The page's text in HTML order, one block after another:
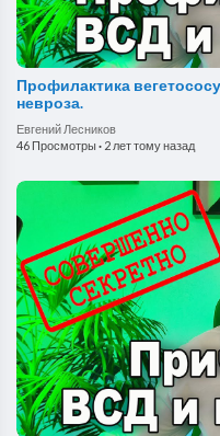
Профилактика
невроза.
Евгений Лесников
46 Просмотры· 2 лет тому назад